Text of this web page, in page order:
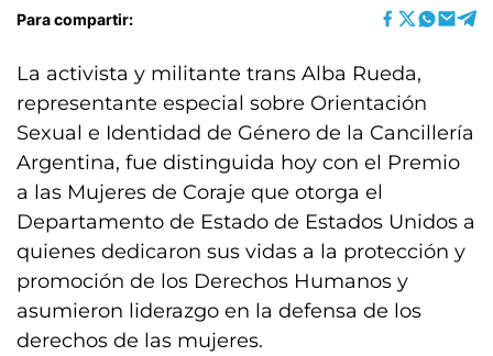
Para compartir:
La activista y militante trans Alba Rueda,
representante especial sobre Orientación
Sexual e Identidad de Género de la Cancillería
Argentina, fue distinguida hoy con el Premio
a las Mujeres de Coraje que otorga el
Departamento de Estado de Estados Unidos a
quienes dedicaron sus vidas a la protección y
promoción de los Derechos Humanos y
asumieron liderazgo en la defensa de los
derechos de las mujeres.